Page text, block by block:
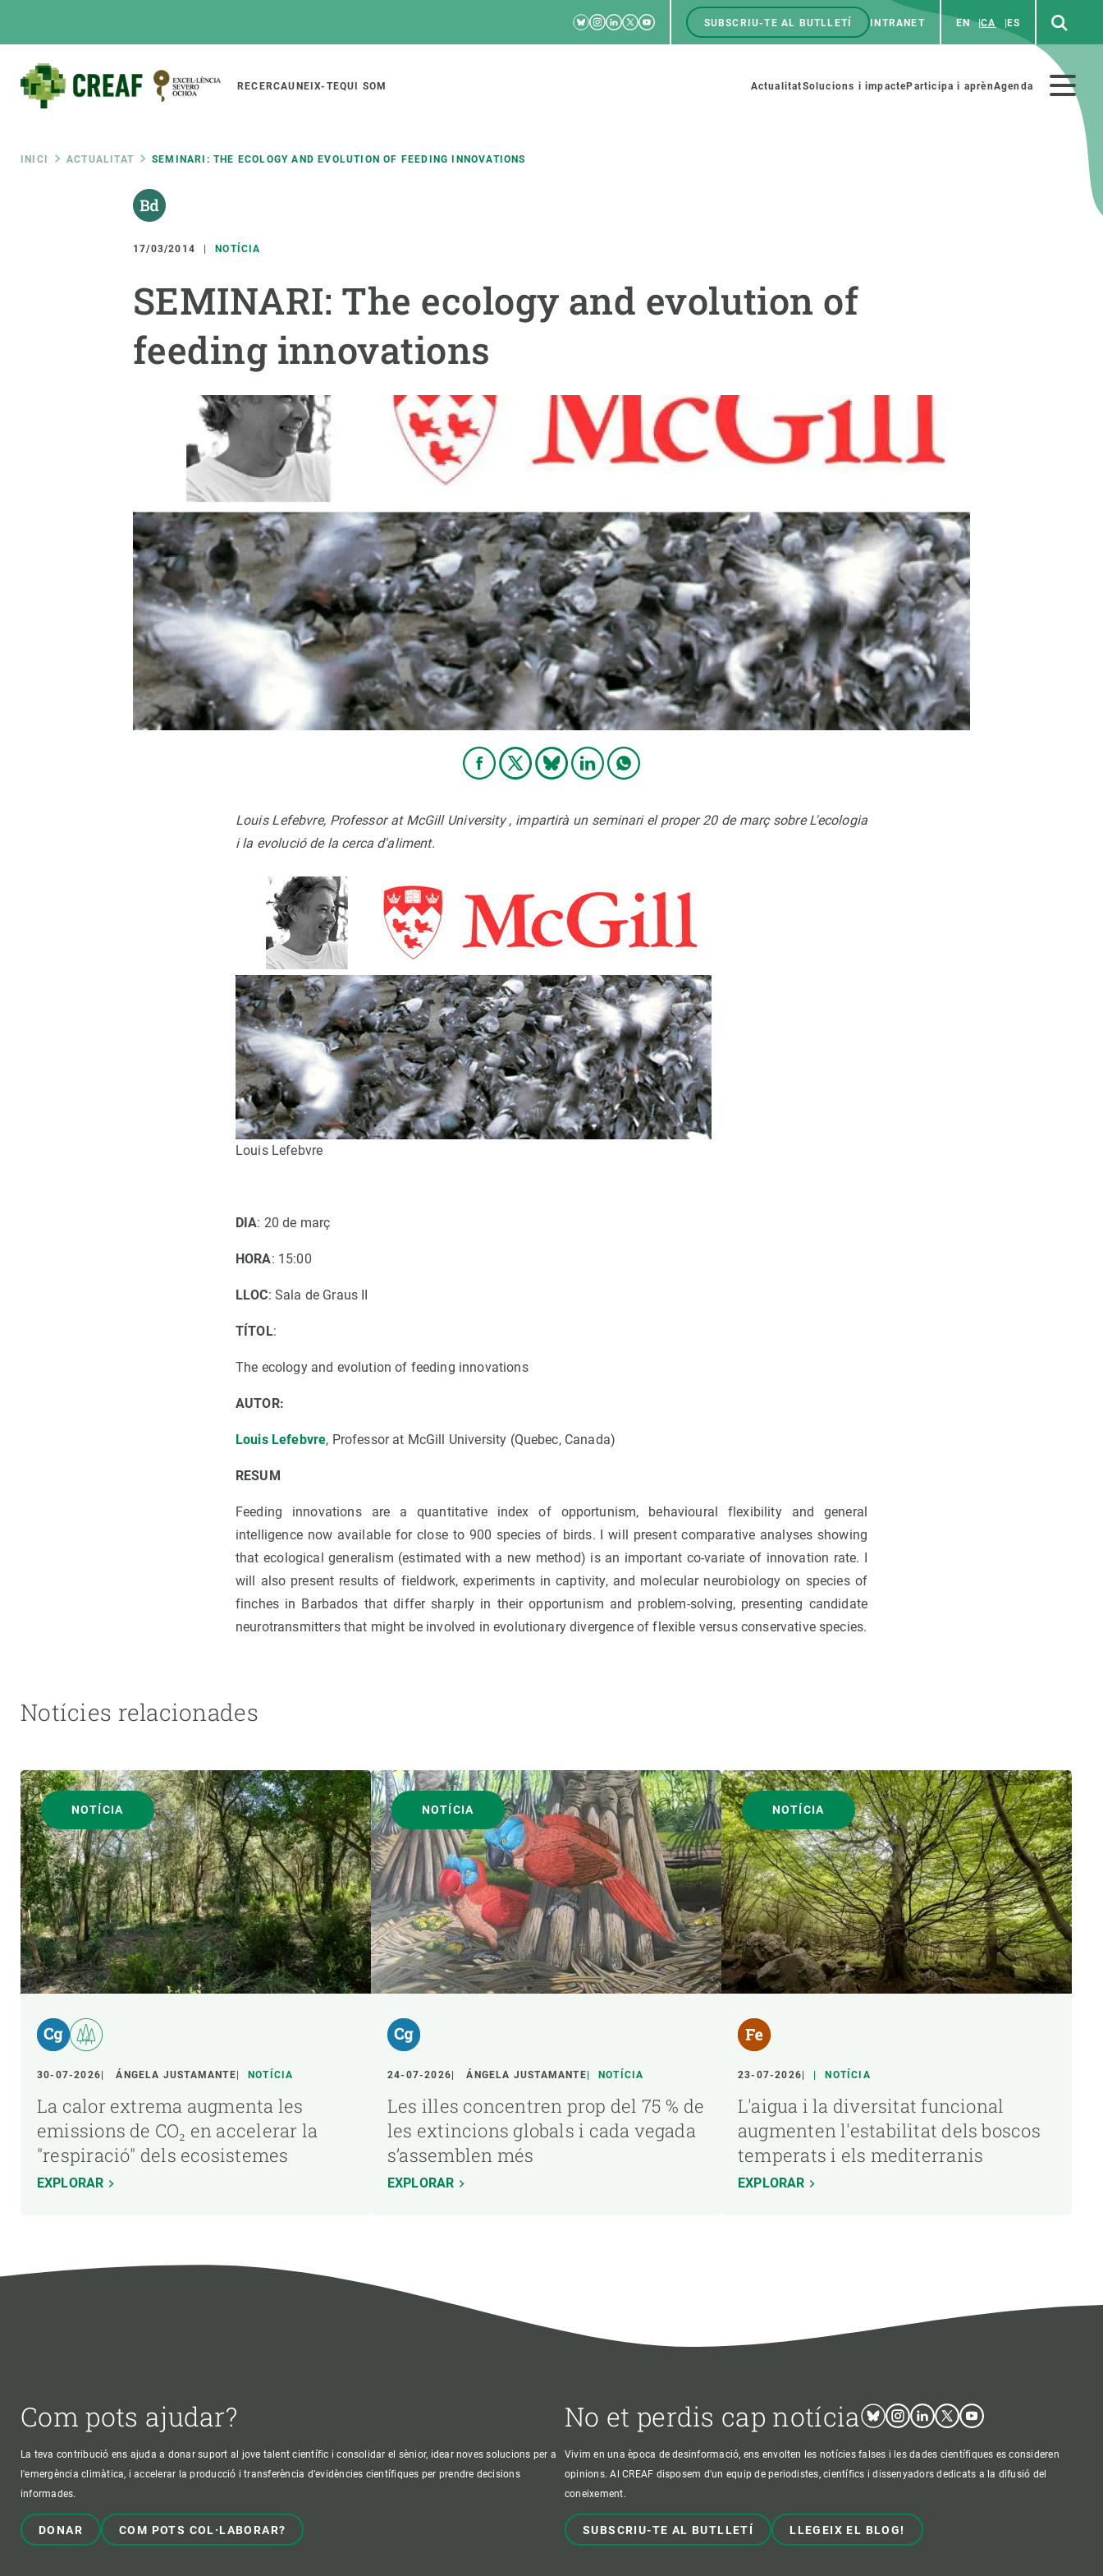
RRSS
Bluesky
Instagram
Linkedin
TwitterYoutube
Menú
SUBSCRIU-TE AL BUTLLETÍ INTRANET EN CA ES
Main
navigation
RECERCAUNEIX-TEQUI SOM
Menú
ActualitatSolucions i impacteParticipa i aprènAgenda
Fil
d'ariadna
INICI ACTUALITAT SEMINARI: THE ECOLOGY AND EVOLUTION OF FEEDING INNOVATIONS
17/03/2014 NOTÍCIA
SEMINARI: The ecology and evolution of
feeding innovations
Louis Lefebvre, Professor at McGill University , impartirà un seminari el proper 20 de març sobre L'ecologia
i la evolució de la cerca d'aliment.
Louis Lefebvre
DIA: 20 de març
HORA: 15:00
LLOC: Sala de Graus II
TÍTOL:
The ecology and evolution of feeding innovations
AUTOR:
Louis Lefebvre, Professor at McGill University (Quebec, Canada)
RESUM
Feeding innovations are a quantitative index of opportunism, behavioural flexibility and general
intelligence now available for close to 900 species of birds. I will present comparative analyses showing
that ecological generalism (estimated with a new method) is an important co-variate of innovation rate. I
will also present results of fieldwork, experiments in captivity, and molecular neurobiology on species of
finches in Barbados that differ sharply in their opportunism and problem-solving, presenting candidate
neurotransmitters that might be involved in evolutionary divergence of flexible versus conservative species.
Notícies relacionades
NOTÍCIA
30-07-2026 ÁNGELA JUSTAMANTE NOTÍCIA
La calor extrema augmenta les
emissions de CO₂ en accelerar la
"respiració" dels ecosistemes
EXPLORAR
NOTÍCIA
24-07-2026 ÁNGELA JUSTAMANTE NOTÍCIA
Les illes concentren prop del 75 % de
les extincions globals i cada vegada
s’assemblen més
EXPLORAR
NOTÍCIA
23-07-2026 NOTÍCIA
L'aigua i la diversitat funcional
augmenten l'estabilitat dels boscos
temperats i els mediterranis
EXPLORAR
Com pots ajudar?
La teva contribució ens ajuda a donar suport al jove talent científic i consolidar el sènior, idear noves solucions per a
l'emergència climàtica, i accelerar la producció i transferència d’evidències científiques per prendre decisions
informades.
DONAR COM POTS COL·LABORAR?
No et perdis cap notícia BlueskyInstagram
LinkedinTwitterYoutube
Vivim en una època de desinformació, ens envolten les notícies falses i les dades científiques es consideren
opinions. Al CREAF disposem d'un equip de periodistes, científics i dissenyadors dedicats a la difusió del
coneixement.
SUBSCRIU-TE AL BUTLLETÍ LLEGEIX EL BLOG!
Featured
responsive
Responsive
menu
SOBRE NOSALTRES
Organització institucional
Equitat, Diversitat i Inclusió (EDI)
Ciència oberta i gestió del coneixement
Biodiversitat
Funcionament dels ecosistemes
Temes transversals
Publicacions
Synthesis Actions
Solucions
Política i gestió
Oportunitats acadèmiques
Vine de visitant o sabàtic
Segell de bones pràctiques HRS4R
Un lloc on créixer
T’oferim formació
Fes ciència amb nosaltres
Canvi global
Observació de la terra